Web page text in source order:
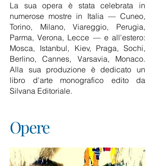
La sua opera è stata celebrata in
numerose mostre in Italia — Cuneo,
Torino, Milano, Viareggio, Perugia,
Parma, Verona, Lecce — e all'estero:
Mosca, Istanbul, Kiev, Praga, Sochi,
Berlino, Cannes, Varsavia, Monaco.
Alla sua produzione è dedicato un
libro d'arte monografico edito da
Silvana Editoriale.
Opere